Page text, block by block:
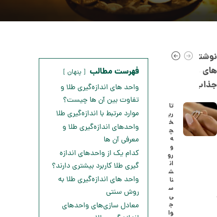
فهرست مطالب پنهان
واحد های اندازه‌گیری طلا و
تفاوت بین آن ها چیست؟
موارد مرتبط با اندازه‌گیری طلا
واحدهای اندازه‌گیری طلا و
معرفی آن ها
کدام یک از واحدهای اندازه
گیری طلا کاربرد بیشتری دارند؟
واحد های اندازه‌گیری طلا به
روش سنتی
معادل سازی‌های واحدهای
نوشته
های
جذاب
تا
ری
خ
چ
ه
و
رو
ان
ش
نا
س
ی
ج
وا
ا
ن
ش
ت
ر
ط
ل
ا
ا
ز
5
0
,
1
8